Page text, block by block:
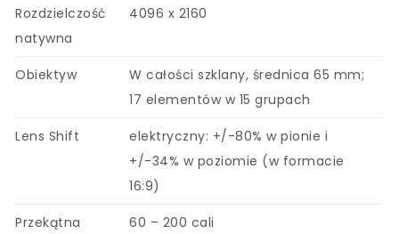
Rozdzielczość
natywna
4096 x 2160
Obiektyw
W całości szklany, średnica 65 mm;
17 elementów w 15 grupach
Lens Shift
elektryczny: +/-80% w pionie i
+/-34% w poziomie (w formacie
16:9)
Przekątna
60 – 200 cali